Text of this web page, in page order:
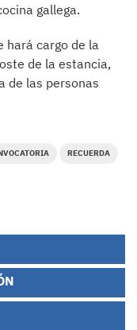
gallega.
hará cargo de la
de la estancia,
de las personas
RECUERDA